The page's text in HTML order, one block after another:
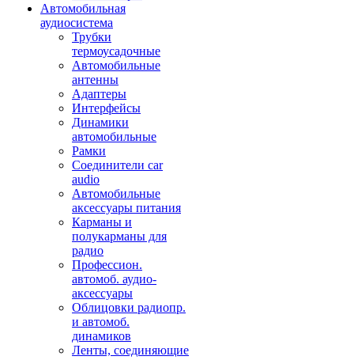
Автомобильная
аудиосистема
Трубки
термоусадочные
Автомобильные
антенны
Адаптеры
Интерфейсы
Динамики
автомобильные
Рамки
Соединители car
audio
Автомобильные
аксессуары питания
Карманы и
полукарманы для
радио
Профессион.
автомоб. аудио-
аксессуары
Облицовки радиопр.
и автомоб.
динамиков
Ленты, соединяющие